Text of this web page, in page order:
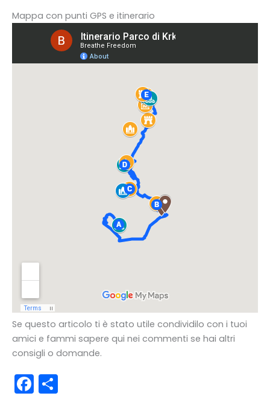
Mappa con punti GPS e itinerario
Se questo articolo ti è stato utile condividilo con i tuoi
amici e fammi sapere qui nei commenti se hai altri
consigli o domande.
F